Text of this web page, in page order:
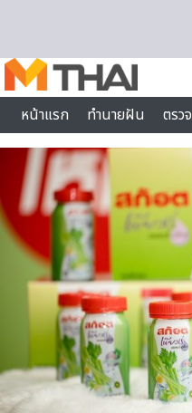
หน้าแรก
ทำนายฝัน ตรว
ไลฟ์สไตล์